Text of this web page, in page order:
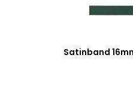
Satinband